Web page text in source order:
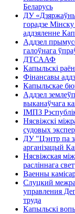
Беларусь
ДУ «Дзяржаўны
горадзе
аддзяленне
Аддзел
галоўнага
ДТСААФ
Капыльскі
Фінансавы
Капыльскае
Аддзел
выканаўчага
ІМПЗ
Нясвіжскі
судовых
ДУ "Цэнтр па
арганізацый
Нясвіжская
расліннага
Ваенны
Слуцкий
управления
труда
Капыльскі